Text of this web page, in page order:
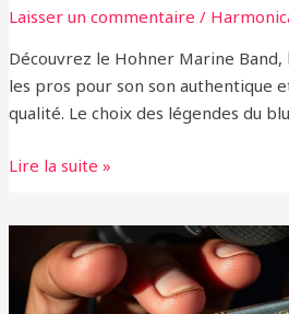
Laisser un commentaire /
Découvrez le Hohner Marine Band,
les pros pour son son authentique
qualité. Le choix des légendes du
Lire la suite »
secrets